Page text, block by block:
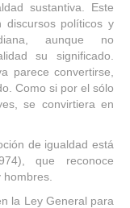
sustantiva. Este
discursos políticos y
aunque no
su significado.
parece convertirse,
Como si por el sólo
se convirtiera en
de igualdad está
que reconoce
la Ley General para